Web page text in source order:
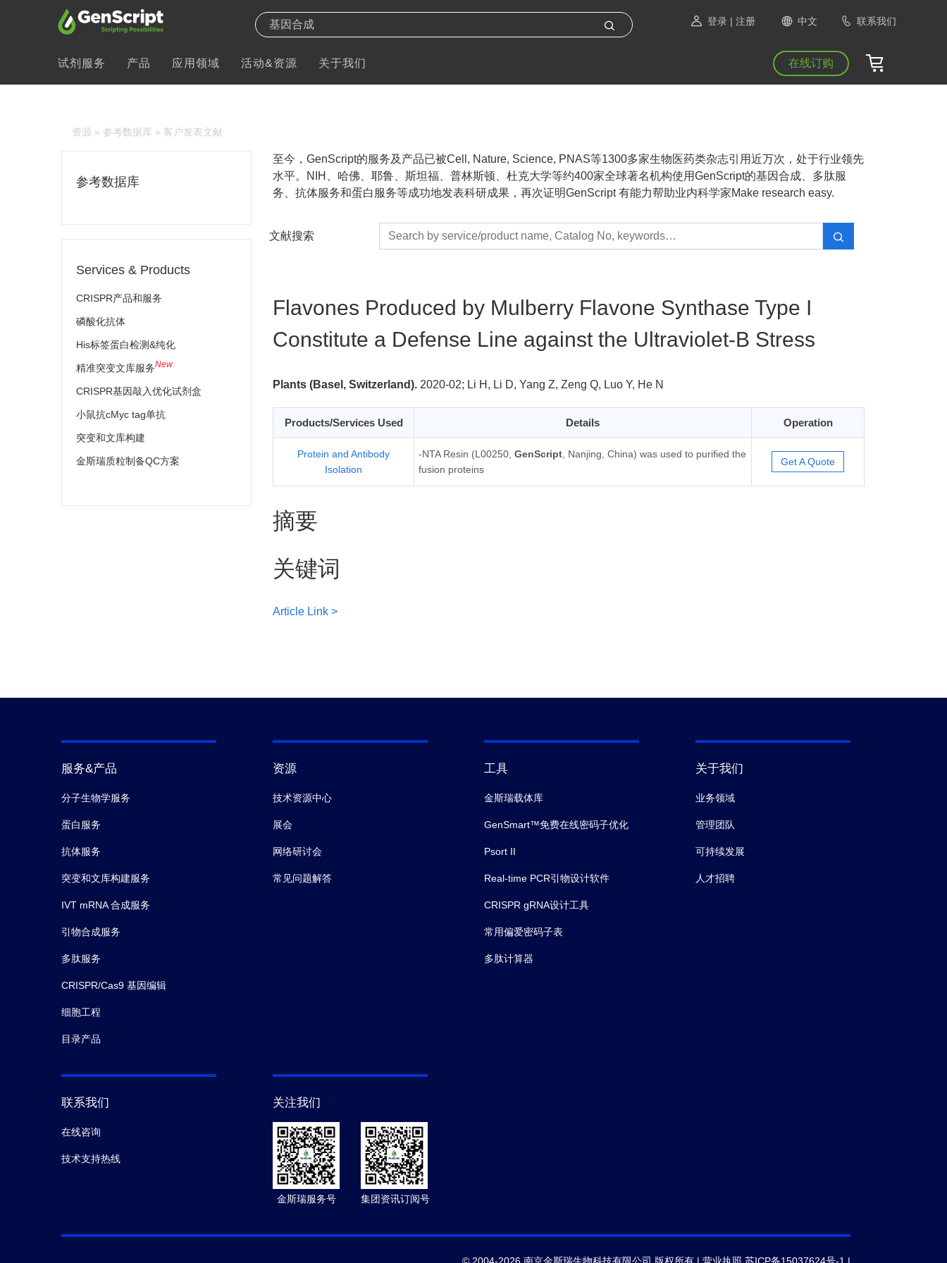
登录 | 注册 中文 联系我们
试剂服务 产品 应用领域 活动&资源 关于我们 在线订购
资源 » 参考数据库 » 客户发表文献
参考数据库
Services & Products
CRISPR产品和服务
磷酸化抗体
His标签蛋白检测&纯化
精准突变文库服务New
CRISPR基因敲入优化试剂盒
小鼠抗cMyc tag单抗
突变和文库构建
金斯瑞质粒制备QC方案
至今，GenScript的服务及产品已被Cell, Nature, Science, PNAS等1300多家生物医药类杂志引用近万次，处于行业领先
水平。NIH、哈佛、耶鲁、斯坦福、普林斯顿、杜克大学等约400家全球著名机构使用GenScript的基因合成、多肽服
务、抗体服务和蛋白服务等成功地发表科研成果，再次证明GenScript 有能力帮助业内科学家Make research easy.
文献搜索
Flavones Produced by Mulberry Flavone Synthase Type I
Constitute a Defense Line against the Ultraviolet-B Stress
Plants (Basel, Switzerland). 2020-02; Li H, Li D, Yang Z, Zeng Q, Luo Y, He N
Products/Services Used Details Operation
Protein and Antibody
Isolation
-NTA Resin (L00250, GenScript , Nanjing, China) was used to puriﬁed the
fusion proteins
Get A Quote
摘要
关键词
Article Link >
服务&产品
分子生物学服务
蛋白服务
抗体服务
突变和文库构建服务
IVT mRNA 合成服务
引物合成服务
多肽服务
CRISPR/Cas9 基因编辑
细胞工程
目录产品
资源
技术资源中心
展会
网络研讨会
常见问题解答
工具
金斯瑞载体库
GenSmart™免费在线密码子优化
Psort II
Real-time PCR引物设计软件
CRISPR gRNA设计工具
常用偏爱密码子表
多肽计算器
关于我们
业务领域
管理团队
可持续发展
人才招聘
联系我们
在线咨询
技术支持热线
关注我们
金斯瑞服务号 集团资讯订阅号